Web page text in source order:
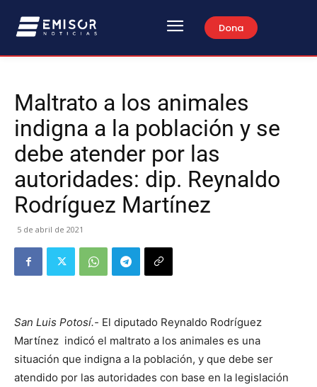
Dona
Maltrato a los animales
indigna a la población y se
debe atender por las
autoridades: dip. Reynaldo
Rodríguez Martínez
5 de abril de 2021
San Luis Potosí.- El diputado Reynaldo Rodríguez
Martínez indicó el maltrato a los animales es una
situación que indigna a la población, y que debe ser
atendido por las autoridades con base en la legislación